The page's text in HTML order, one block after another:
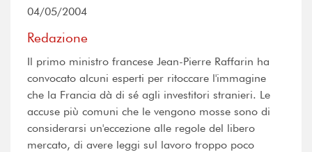
04/05/2004
Redazione
Il primo ministro francese Jean-Pierre Raffarin ha
convocato alcuni esperti per ritoccare l'immagine
che la Francia dà di sé agli investitori stranieri. Le
accuse più comuni che le vengono mosse sono di
considerarsi un'eccezione alle regole del libero
mercato, di avere leggi sul lavoro troppo poco